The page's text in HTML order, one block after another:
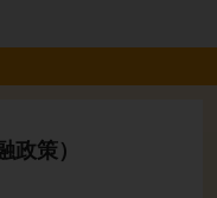
政策）